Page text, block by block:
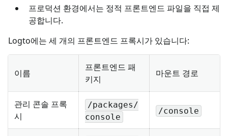
프로덕션 환경에서는 정적 프론트엔드 파일을 직접 제
공합니다.
Logto에는 세 개의 프론트엔드 프록시가 있습니다:
이름
프론트엔드 패
키지
마운트 경로
관리 콘솔 프록
시
/packages/
console
/console